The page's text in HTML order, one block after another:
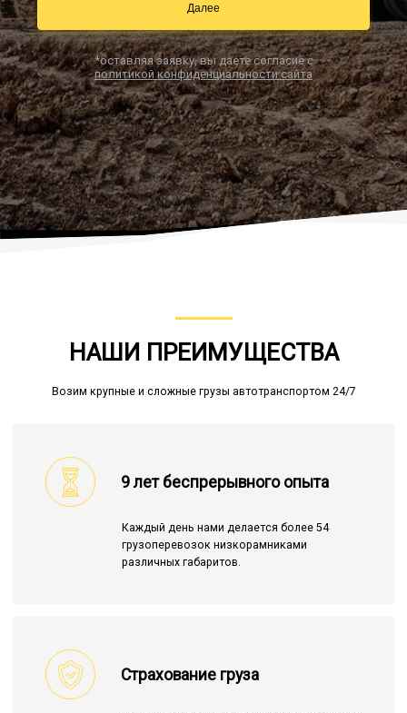
Заказать звонок
Далее
*оставляя заявку, вы даете согласие с
политикой конфиденциальности сайта
НАШИ ПРЕИМУЩЕСТВА
Возим крупные и сложные грузы автотранспортом 24/7
9 лет беспрерывного опыта
Каждый день нами делается более 54
грузоперевозок низкорамниками
различных габаритов.
Страхование груза